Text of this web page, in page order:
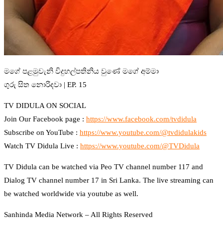
මගේ පළමුවැනි විදුහල්පතිනිය වුණේ මගේ අම්මා
ගුරු සිත නොරිදවා | EP. 15
TV DIDULA ON SOCIAL
Join Our Facebook page : https://www.facebook.com/tvdidula
Subscribe on YouTube : https://www.youtube.com/@tvdidulakids
Watch TV Didula Live : https://www.youtube.com/@TVDidula
TV Didula can be watched via Peo TV channel number 117 and
Dialog TV channel number 17 in Sri Lanka. The live streaming can
be watched worldwide via youtube as well.
Sanhinda Media Network – All Rights Reserved